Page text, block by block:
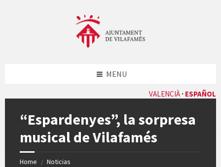
VALENCIÀ ESPAÑOL
MENU
“Espardenyes”, la sorpresa
musical de Vilafamés
Home / Noticias